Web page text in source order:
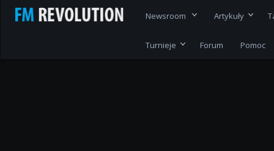
Newsroom Artykuły
Turnieje Forum Pomoc